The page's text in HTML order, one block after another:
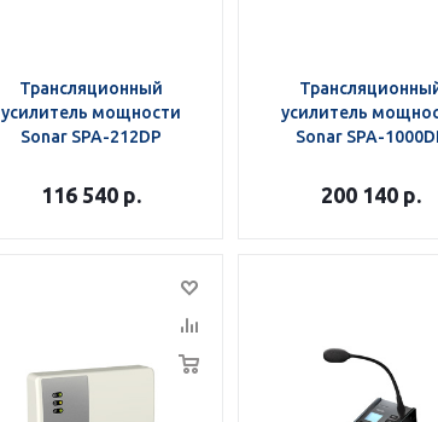
Трансляционный
усилитель мощности
Sonar SPA-212DP
116 540 р.
усилитель
Sonar SPA-
200 140 р.